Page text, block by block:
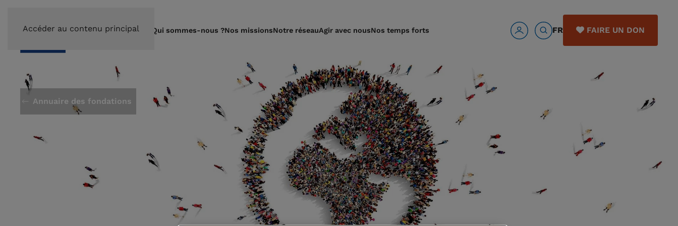
Accéder au contenu principal Qui sommes-nous ?Nos missionsNotre réseauAgir avec nousNos temps forts FR FAIRE UN DON
Annuaire des fondations